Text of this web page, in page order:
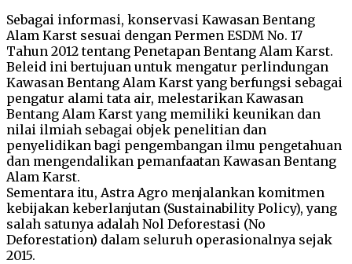
Sebagai informasi, konservasi Kawasan Bentang
Alam Karst sesuai dengan Permen ESDM No. 17
Tahun 2012 tentang Penetapan Bentang Alam Karst.
Beleid ini bertujuan untuk mengatur perlindungan
Kawasan Bentang Alam Karst yang berfungsi sebagai
pengatur alami tata air, melestarikan Kawasan
Bentang Alam Karst yang memiliki keunikan dan
nilai ilmiah sebagai objek penelitian dan
penyelidikan bagi pengembangan ilmu pengetahuan
dan mengendalikan pemanfaatan Kawasan Bentang
Alam Karst.
Sementara itu, Astra Agro menjalankan komitmen
kebijakan keberlanjutan (Sustainability Policy), yang
salah satunya adalah Nol Deforestasi (No
Deforestation) dalam seluruh operasionalnya sejak
2015.